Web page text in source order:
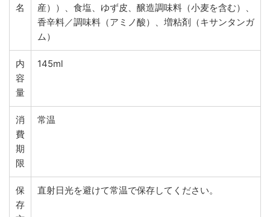
名
産））、食塩、ゆず皮、醸造調味料（小麦を含む）、
香辛料／調味料（アミノ酸）、増粘剤（キサンタンガ
ム）
内
容
量
145ml
消
費
期
限
常温
保
存
直射日光を避けて常温で保存してください。